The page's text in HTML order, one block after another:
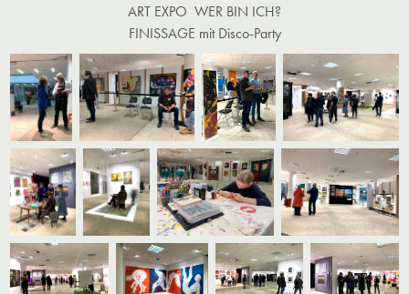
ART EXPO WER BIN ICH?​​​​​​​
FINISSAGE mit Disco-Party